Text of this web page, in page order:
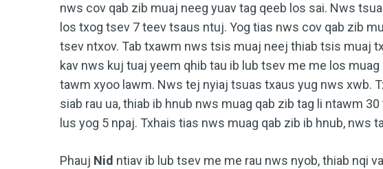
nws cov qab zib muaj neeg yuav tag qeeb los sai. Nws
los txog tsev 7 teev tsaus ntuj. Yog tias nws cov qab zib
tsev ntxov. Tab txawm nws tsis muaj neej thiab tsis muaj
kav nws kuj tuaj yeem qhib tau ib lub tsev me me los
tawm xyoo lawm. Nws tej nyiaj tsuas txaus yug nws xwb.
siab rau ua, thiab ib hnub nws muag qab zib tag li ntawm
lus yog 5 npaj. Txhais tias nws muag qab zib ib hnub, nws
Phauj Nid ntiav ib lub tsev me me rau nws nyob, thiab nqi